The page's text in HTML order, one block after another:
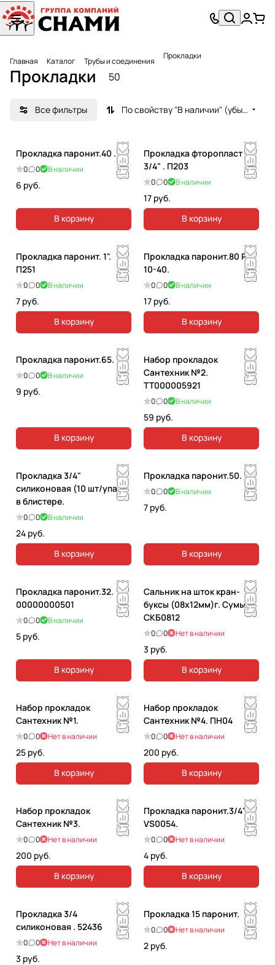
Главная Каталог Трубы и соединения Прокладки
Прокладки 50
Все фильтры По свойству "В наличии" (убывание)
Прокладка паронит.40 .
0 0 В наличии
6 руб.
В корзину
Прокладка фторопласт
3/4" . П203
0 0 В наличии
17 руб.
В корзину
Прокладка паронит. 1".
П251
0 0 В наличии
7 руб.
В корзину
Прокладка паронит.80 Ру
10-40.
0 0 В наличии
17 руб.
В корзину
Прокладка паронит.65.
0 0 В наличии
9 руб.
В корзину
Набор прокладок
Сантехник №2.
ТТ000005921
0 0 В наличии
59 руб.
В корзину
Прокладка 3/4"
силиконовая (10 шт/упак)
в блистере.
0 0 В наличии
24 руб.
В корзину
Прокладка паронит.50.
0 0 В наличии
7 руб.
В корзину
Прокладка паронит.32.
00000000501
0 0 В наличии
5 руб.
В корзину
Сальник на шток кран-
буксы (08х12мм)г. Сумы .
СКБ0812
0 0 Нет в наличии
3 руб.
В корзину
Набор прокладок
Сантехник №1.
0 0 Нет в наличии
25 руб.
В корзину
Набор прокладок
Сантехник №4. ПН04
0 0 Нет в наличии
200 руб.
В корзину
Набор прокладок
Сантехник №3.
0 0 Нет в наличии
200 руб.
В корзину
Прокладка паронит.3/4"
VS0054.
0 0 Нет в наличии
4 руб.
В корзину
Прокладка 3/4
силиконовая . 52436
0 0 Нет в наличии
3 руб.
Прокладка 15 паронит.
0 0 Нет в наличии
2 руб.